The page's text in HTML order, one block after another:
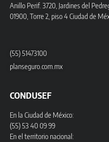
Anillo Perif. 3720, Jardines del
01900, Torre 2, piso 4 Ciudad de
(55) 51473100
planseguro.com.mx
CONDUSEF
En la Ciudad de México:
(55) 53 40 09 99
En el territorio nacional: